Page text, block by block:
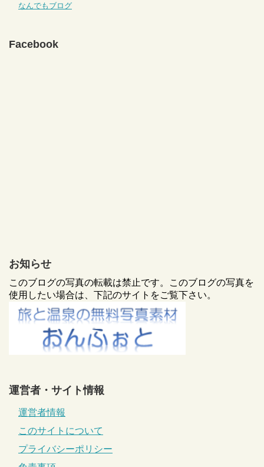
なんでもブログ
Facebook
お知らせ
このブログの写真の転載は禁止です。このブログの写真を
使用したい場合は、下記のサイトをご覧下さい。
運営者・サイト情報
運営者情報
このサイトについて
プライバシーポリシー